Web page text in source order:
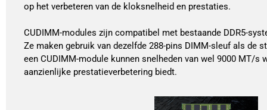
op het verbeteren van de kloksnelheid en prestaties.
CUDIMM-modules zijn compatibel met bestaande DDR5-
Ze maken gebruik van dezelfde 288-pins DIMM-sleuf als de
een CUDIMM-module kunnen snelheden van wel 9000 MT/s
aanzienlijke prestatieverbetering biedt.